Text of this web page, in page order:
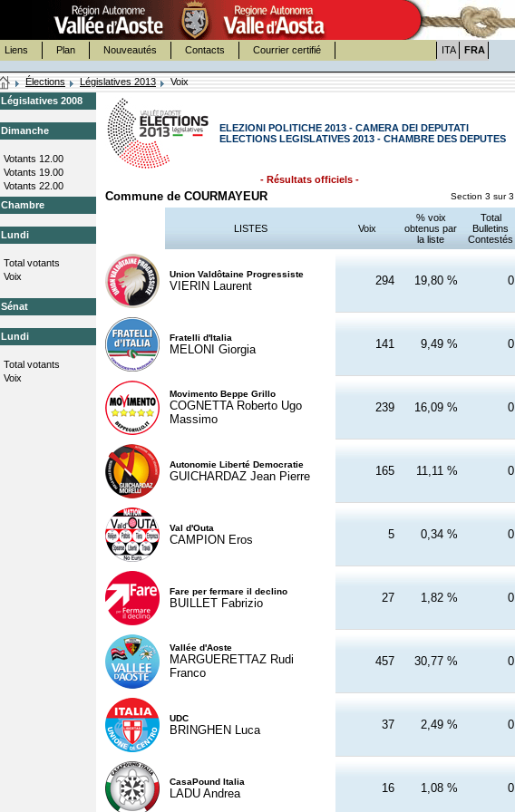
Liens Plan Nouveautés Contacts Courrier certifié ITA FRA
Élections Législatives 2013
Voix
Législatives 2008
Dimanche
Votants 12.00
Votants 19.00
Votants 22.00
Chambre
Lundi
Total votants
Voix
Sénat
Lundi
Total votants
Voix
ELEZIONI POLITICHE 2013 - CAMERA DEI DEPUTATI
ELECTIONS LEGISLATIVES 2013 - CHAMBRE DES DEPUTES
- Résultats officiels -
Commune de COURMAYEUR Section 3 sur 3
LISTES Voix
% voix
obtenus par
la liste
Total
Bulletins
Contestés
Union Valdôtaine Progressiste
VIERIN Laurent 294 19,80 % 0
Fratelli d'Italia
MELONI Giorgia 141 9,49 % 0
Movimento Beppe Grillo
COGNETTA Roberto Ugo
Massimo
239 16,09 % 0
Autonomie Liberté Democratie
GUICHARDAZ Jean Pierre 165 11,11 % 0
Val d'Outa
CAMPION Eros 5 0,34 % 0
Fare per fermare il declino
BUILLET Fabrizio 27 1,82 % 0
Vallée d'Aoste
MARGUERETTAZ Rudi
Franco
457 30,77 % 0
UDC
BRINGHEN Luca 37 2,49 % 0
CasaPound Italia
LADU Andrea 16 1,08 % 0